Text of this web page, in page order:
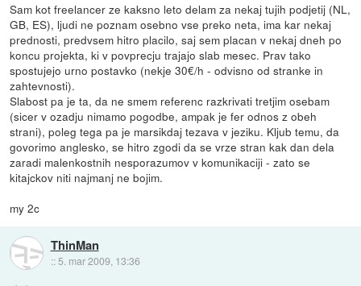
Sam kot freelancer ze kaksno leto delam za nekaj tujih podjetij (NL,
GB, ES), ljudi ne poznam osebno vse preko neta, ima kar nekaj
prednosti, predvsem hitro placilo, saj sem placan v nekaj dneh po
koncu projekta, ki v povprecju trajajo slab mesec. Prav tako
spostujejo urno postavko (nekje 30€/h - odvisno od stranke in
zahtevnosti).
Slabost pa je ta, da ne smem referenc razkrivati tretjim osebam
(sicer v ozadju nimamo pogodbe, ampak je fer odnos z obeh
strani), poleg tega pa je marsikdaj tezava v jeziku. Kljub temu, da
govorimo anglesko, se hitro zgodi da se vrze stran kak dan dela
zaradi malenkostnih nesporazumov v komunikaciji - zato se
kitajckov niti najmanj ne bojim.
my 2c
ThinMan
:: 5. mar 2009, 13:36